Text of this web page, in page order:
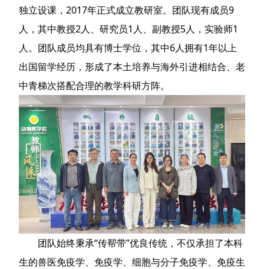
独立设课，2017年正式成立教研室。团队现有成员9
人，其中教授2人、研究员1人、副教授5人，实验师1
人。团队成员均具有博士学位，其中6人拥有1年以上
出国留学经历，形成了本土培养与海外引进相结合、老
中青梯次搭配合理的教学科研方阵。
团队始终秉承“传帮带”优良传统，不仅承担了本科
生的兽医免疫学、免疫学、细胞与分子免疫学、免疫生